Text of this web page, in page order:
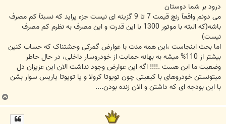
ت
درود بر شما دوستان
می دونم واقعآ رنچ قیمت 7 تا 9 گزینه ای نیست جزء پراید که نسبتآ کم مصرف
باشه(که البته با موتور 1300 با این قدرت و این مصرف به نظرم کم مصرف
نیست)
اما بحث اینجاست ،این همه مدت با عوارض گمرکی وحشتناک که حساب کنین
بیشتر از 110% میشه به بهانه حمایت از خودروسار داخلی، در حال حاظر
وضعیت ما این هست .!!!! اگه این عوارض وجود نداشت الان این عزیزان دل
میتونستن خودروهای با کیفیتی چون تویوتا کرولا و یا تویوتا یاریس سوار بشن
با این بودجه ای که داشتن و الان زنده بودن....
ب
ا